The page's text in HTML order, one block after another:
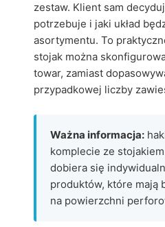
zestaw. Klient sam
potrzebuje i jaki układ
asortymentu. To
stojak można
towar, zamiast
przypadkowej liczby
Ważna informacja:
komplecie ze
dobiera się
produktów, które mają
na powierzchni